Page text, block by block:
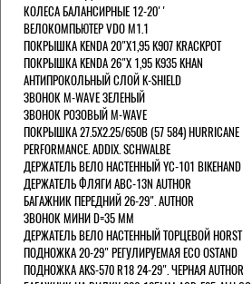
КОЛЕСА БАЛАНСИРНЫЕ 12-20''
ВЕЛОКОМПЬЮТЕР VDO M1.1
ПОКРЫШКА KENDA 20"Х1,95 K907 KRACKPOT
ПОКРЫШКА KENDA 26"Х 1,95 K935 KHAN
АНТИПРОКОЛЬНЫЙ СЛОЙ K-SHIELD
ЗВОНОК M-WAVE ЗЕЛЕНЫЙ
ЗВОНОК РОЗОВЫЙ M-WAVE
ПОКРЫШКА 27.5X2.25/650B (57 584) HURRICANE
PERFORMANCE. ADDIX. SCHWALBE
ДЕРЖАТЕЛЬ ВЕЛО НАСТЕННЫЙ YC-101 BIKEHAND
ДЕРЖАТЕЛЬ ФЛЯГИ ABC-13N AUTHOR
БАГАЖНИК ПЕРЕДНИЙ 26-29". AUTHOR
ЗВОНОК МИНИ D=35 ММ
ДЕРЖАТЕЛЬ ВЕЛО НАСТЕННЫЙ ТОРЦЕВОЙ HORST
ПОДНОЖКА 20-29" РЕГУЛИРУЕМАЯ ECO OSTAND
ПОДНОЖКА AKS-570 R18 24-29". ЧЕРНАЯ AUTHOR